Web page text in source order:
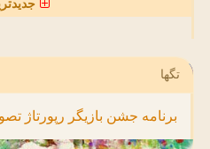
تگها
برنامه جشن بازیگر رپورتاژ